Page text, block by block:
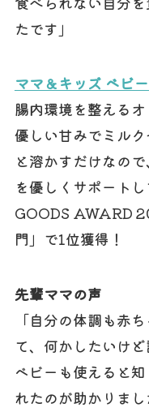
たです」
ママ＆キッズ ベビ
腸内環境を整える
優しい甘みでミル
と溶かすだけなの
を優しくサポート
GOODS AWARD
門」で1位獲得！
先輩ママの声
「自分の体調も赤
て、何かしたいけ
ベビーも使えると
れたのが助かりま